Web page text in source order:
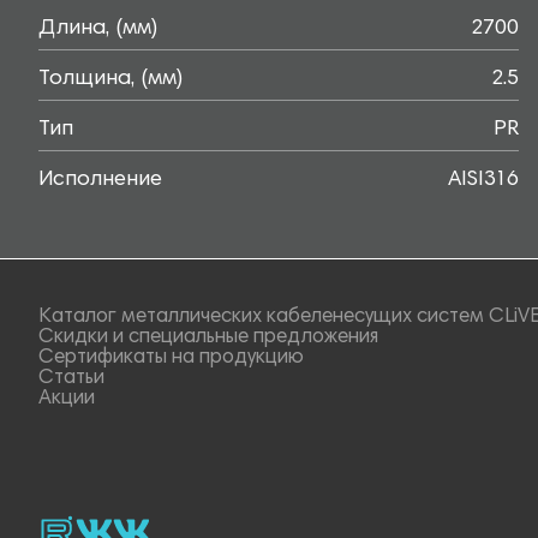
Длина, (мм) 2700
Толщина, (мм) 2.5
Тип PR
Исполнение AISI316
Каталог металлических кабеленесущих систем
Скидки и специальные предложения
Сертификаты на продукцию
Статьи
Акции
rutubevk_video.
Vk.